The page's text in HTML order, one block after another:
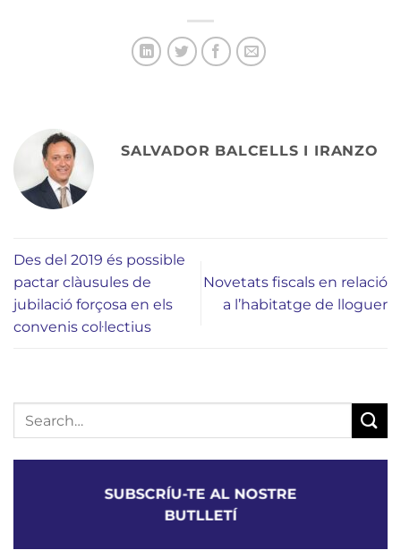
SALVADOR BALCELLS I IRANZO
Des del 2019 és possible
pactar clàusules de
jubilació forçosa en els
convenis col·lectius
Novetats fiscals en relació
a l’habitatge de lloguer
SUBSCRÍU-TE AL NOSTRE
BUTLLETÍ